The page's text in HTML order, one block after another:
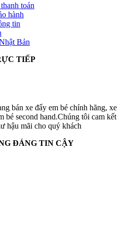
toán
hành
tin
Bản
TIẾP
bán xe đẩy em bé chính hãng, xe
bé second hand.Chúng tôi cam kết
hậu mãi cho quý khách
ĐÁNG TIN CẬY